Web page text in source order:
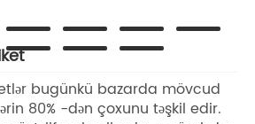
bugünkü bazarda mövcud
80% -dən çoxunu təşkil edir.